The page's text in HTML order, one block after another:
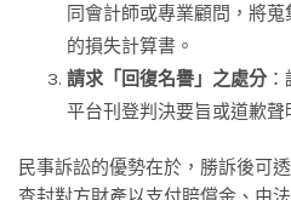
同會計師或專業顧問，將
的損失計算書。
請求「回復名譽」之處分
平台刊登判決要旨或道歉聲
民事訴訟的優勢在於，勝訴後可